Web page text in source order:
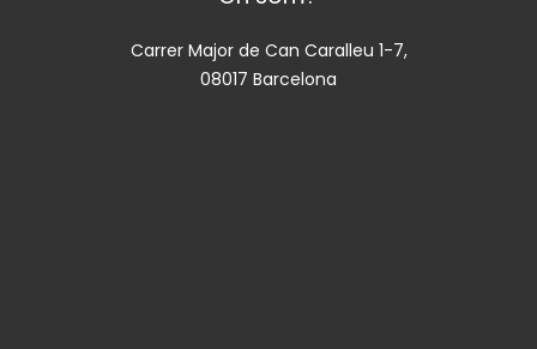
Carrer Major de Can Caralleu 1-7,
08017 Barcelona